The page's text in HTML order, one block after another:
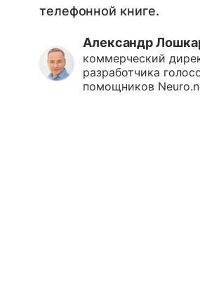
телефонной книге.
Александр
коммерческий
разработчика
помощников